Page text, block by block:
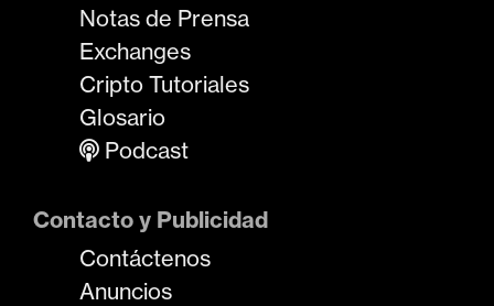
Notas de Prensa
Exchanges
Cripto Tutoriales
Glosario
Podcast
Contacto y Publicidad
Contáctenos
Anuncios